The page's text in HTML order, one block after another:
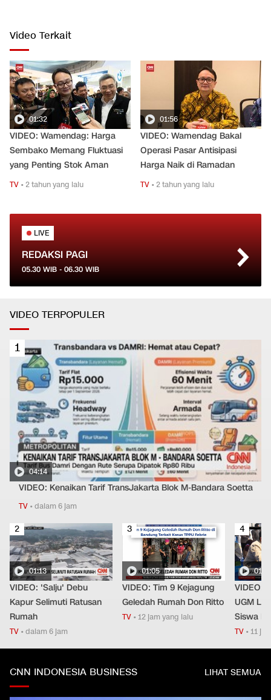
Video Terkait
01:32
VIDEO: Wamendag: Harga
Sembako Memang Fluktuasi
yang Penting Stok Aman
TV •2 tahun yang lalu
01:56
VIDEO: Wamendag Bakal
Operasi Pasar Antisipasi
Harga Naik di Ramadan
TV •2 tahun yang lalu
LIVE
REDAKSI PAGI
05.30 WIB - 06.30 WIB
VIDEO TERPOPULER
1
04:14
VIDEO: Kenaikan Tarif TransJakarta Blok M-Bandara Soetta
TV•dalam 6 jam
2
01:13
VIDEO: 'Salju' Debu
Kapur Selimuti Ratusan
Rumah
TV •dalam 6 jam
3
01:05
VIDEO: Tim 9 Kejagung
Geledah Rumah Don Ritto
TV • 12 jam yang lalu
4
VIDEO:
UGM
Siswa
TV • 11
CNN INDONESIA BUSINESS LIHAT SEMUA